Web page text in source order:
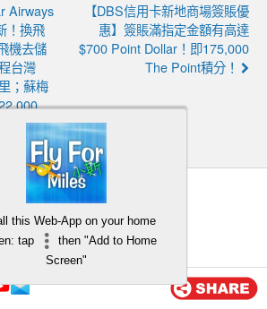
Airways
！換飛
機去儲
台灣
；蘇梅
Avios
【DBS信用卡新地商場簽賬優
惠】簽賬滿指定金額有高達
$700 Point Dollar！即175,000
The Point積分！
問一下$300 waku coin 回贈幾時會收到 唔
this Web-App on your home
tap
then "Add to Home
Screen"